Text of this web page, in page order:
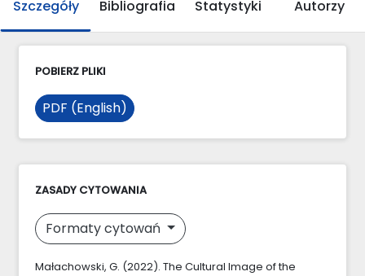
Szczegóły Bibliografia Statystyki Autorzy
POBIERZ PLIKI
PDF (English)
ZASADY CYTOWANIA
Formaty cytowań
Małachowski, G. (2022). The Cultural Image of the